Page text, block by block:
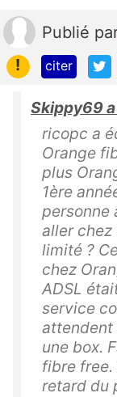
Publié
!
citer
Skippy69
ricopc a
Orange
plus
1ère
personne
aller chez
limité ?
chez
ADSL
service
attendent
une box.
fibre
retard du